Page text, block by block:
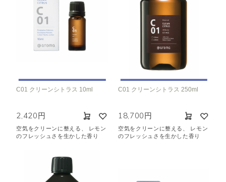
ピエゾ専用オイル
ブランチ・スティック専用オイル
空気清浄･消臭 眠り
おもてなし
種類で絞り込む
シトラス
C01 クリーンシトラス 10ml
2,420円
空気をクリーンに整える、 レモン
のフレッシュさを生かした香り
C01 クリーンシトラス 250ml
18,700円
空気をクリーンに整える、 レモン
のフレッシュさを生かした香り